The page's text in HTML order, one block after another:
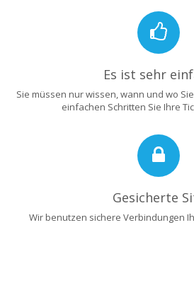
Es ist sehr
Sie müssen nur wissen, wann und wo
einfachen Schritten Sie Ihre
Gesicherte
Wir benutzen sichere Verbindungen